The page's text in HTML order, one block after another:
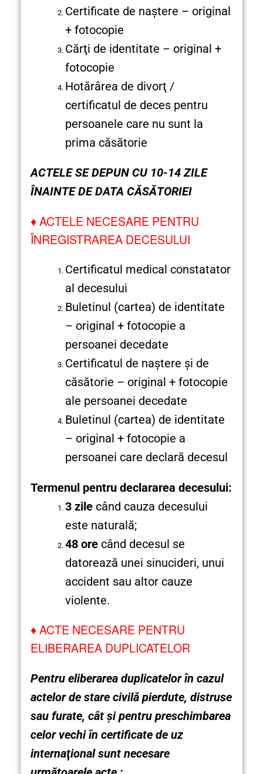
Certificate de naştere – original
+ fotocopie
Cărţi de identitate – original +
fotocopie
Hotărârea de divorţ /
certificatul de deces pentru
persoanele care nu sunt la
prima căsătorie
ACTELE SE DEPUN CU 10-14 ZILE
ÎNAINTE DE DATA CĂSĂTORIEI
♦ACTELE NECESARE PENTRU
ÎNREGISTRAREA DECESULUI
Certificatul medical constatator
al decesului
Buletinul (cartea) de identitate
– original + fotocopie a
persoanei decedate
Certificatul de naştere şi de
căsătorie – original + fotocopie
ale persoanei decedate
Buletinul (cartea) de identitate
– original + fotocopie a
persoanei care declară decesul
Termenul pentru declararea decesului:
3 zilecând cauza decesului
este naturală;
48 orecând decesul se
datorează unei sinucideri, unui
accident sau altor cauze
violente.
♦ACTE NECESARE PENTRU
ELIBERAREA DUPLICATELOR
Pentru eliberarea duplicatelor în cazul
actelor de stare civilă pierdute, distruse
sau furate, cât şi pentru preschimbarea
celor vechi în certificate de uz
internaţional sunt necesare